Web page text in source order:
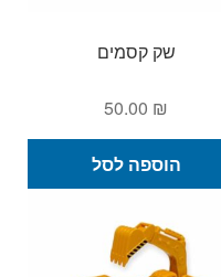
שק קסמים
50.00 ₪
הוספה לסל